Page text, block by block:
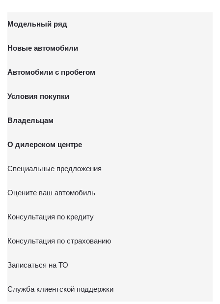
Модельный ряд
Новые автомобили
Автомобили с пробегом
Условия покупки
Владельцам
О дилерском центре
Специальные предложения
Оцените ваш автомобиль
Консультация по кредиту
Консультация по страхованию
Записаться на ТО
Служба клиентской поддержки